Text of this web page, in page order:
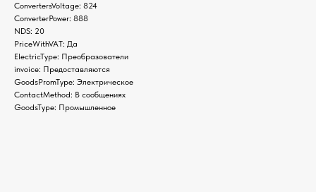
ConvertersVoltage: 824
ConverterPower: 888
NDS: 20
PriceWithVAT: Да
ElectricType: Преобразователи
invoice: Предоставляются
GoodsPromType: Электрическое
ContactMethod: В сообщениях
GoodsType: Промышленное